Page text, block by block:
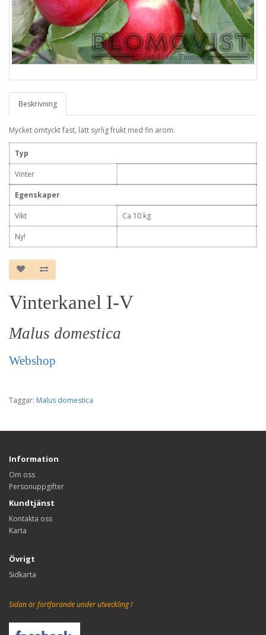
Beskrivning
Mycket omtyckt fast, lätt syrlig frukt med fin arom.
Typ
Vinter
Egenskaper
Vikt Ca 10 kg
Ny!
Vinterkanel I-V
Malus domestica
Webshop
Taggar: Malus domestica
Information
Om oss
Personuppgifter
Kundtjänst
Kontakta oss
Karta
Övrigt
Sidkarta
Sidan är fortfarande under utveckling !